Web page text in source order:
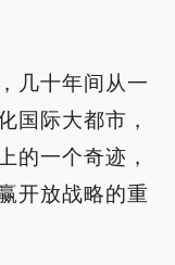
几十年间从一
国际大都市，
的一个奇迹，
开放战略的重